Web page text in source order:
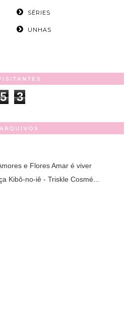
SÉRIES
UNHAS
5 3
ARQUIVOS
e Flores Amar é viver
Kibô-no-iê - Triskle Cosmé...